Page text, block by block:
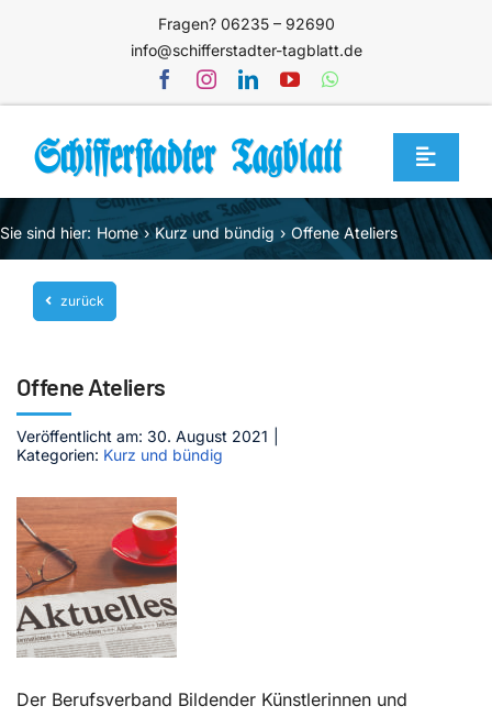
Fragen? 06235 – 92690
info@schifferstadter-tagblatt.de
Toggle
Home
Themen
Blog
Service
Mediathek
Kontakt
Sie sind hier: Home Kurz und bündig Offene Ateliers
zurück
Offene Ateliers
Veröffentlicht am: 30. August 2021
Kategorien: Kurz und bündig
Der Berufsverband Bildender Künstlerinnen und